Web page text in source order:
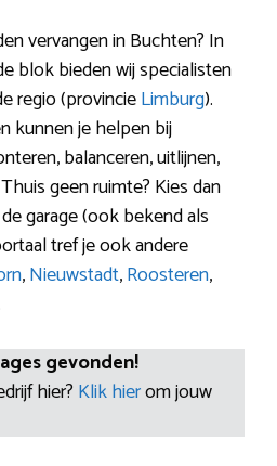
vervangen in Buchten? In
blok bieden wij specialisten
regio (provincieLimburg).
kunnen je helpen bij
balanceren, uitlijnen,
geen ruimte? Kies dan
garage (ook bekend als
tref je ook andere
,Nieuwstadt,Roosteren,
gevonden!
hier? Klik hierom jouw